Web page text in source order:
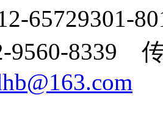
65729301-
9560-8339